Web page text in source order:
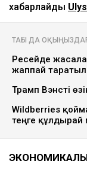
хабарлайды
ТАҒЫ ДА
Ресейде
жаппай
Трамп Вэнсті
Wildberries
теңге құлдырай